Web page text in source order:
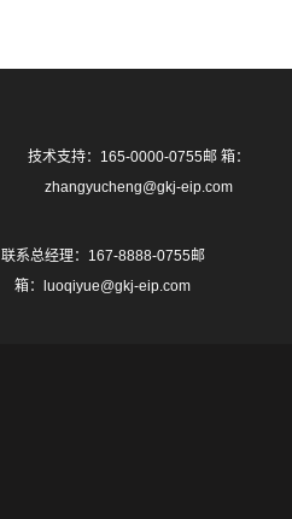
技术支持：165-0000-0755邮 箱：
zhangyucheng@gkj-eip.com
联系总经理：167-8888-0755邮
箱：luoqiyue@gkj-eip.com